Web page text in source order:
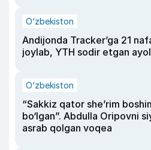
O‘zbekiston
Andijonda Tracker’ga 21
joylab, YTH sodir etgan
O‘zbekiston
“Sakkiz qator she’rim
bo‘lgan”. Abdulla Oripovni
asrab qolgan voqea